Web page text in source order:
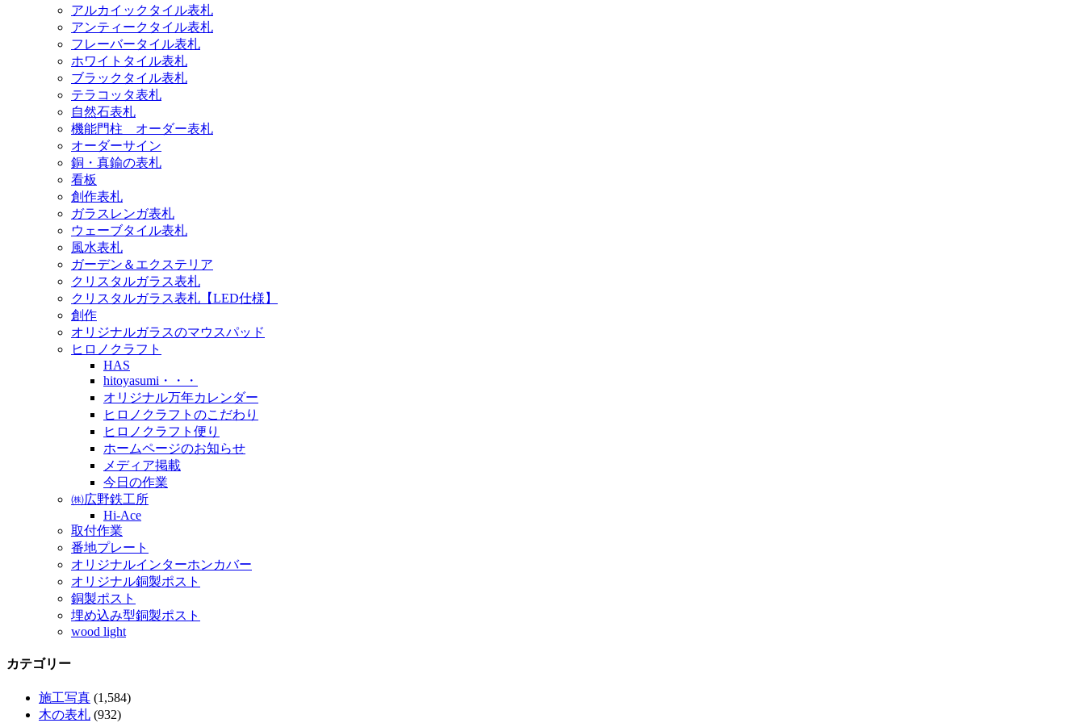
アルカイックタイル表札
アンティークタイル表札
フレーバータイル表札
ホワイトタイル表札
ブラックタイル表札
テラコッタ表札
自然石表札
機能門柱 オーダー表札
オーダーサイン
銅・真鍮の表札
看板
創作表札
ガラスレンガ表札
ウェーブタイル表札
風水表札
ガーデン＆エクステリア
クリスタルガラス表札
クリスタルガラス表札【LED仕様】
創作
オリジナルガラスのマウスパッド
ヒロノクラフト
HAS
hitoyasumi・・・
オリジナル万年カレンダー
ヒロノクラフトのこだわり
ヒロノクラフト便り
ホームページのお知らせ
メディア掲載
今日の作業
㈱広野鉄工所
Hi-Ace
取付作業
番地プレート
オリジナルインターホンカバー
オリジナル銅製ポスト
銅製ポスト
埋め込み型銅製ポスト
wood light
カテゴリー
施工写真 (1,584)
木の表札 (932)